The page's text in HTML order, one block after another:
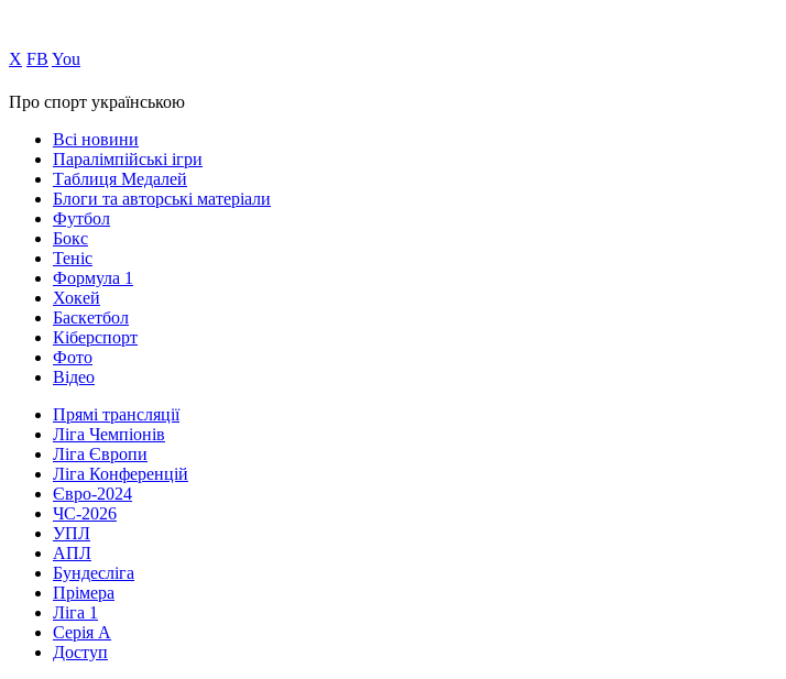
Х FB You
Про спорт українською
Всі новини
Паралімпійські ігри
Таблиця Медалей
Блоги та авторські матеріали
Футбол
Бокс
Теніс
Формула 1
Хокей
Баскетбол
Кіберспорт
Фото
Відео
Прямі трансляції
Ліга Чемпіонів
Ліга Європи
Ліга Конференцій
Євро-2024
ЧС-2026
УПЛ
АПЛ
Бундесліга
Прімера
Ліга 1
Серія А
Доступ